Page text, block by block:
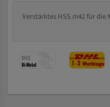
Verstärktes HSS m42 für die